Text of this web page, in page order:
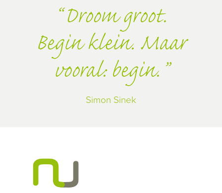
Droom groot.
Begin klein. Maar
vooral: begin.
Simon Sinek